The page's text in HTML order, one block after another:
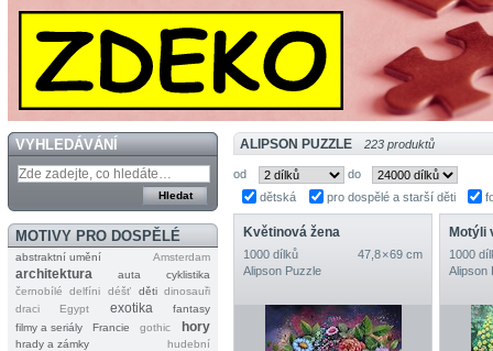
VYHLEDÁVÁNÍ
MOTIVY PRO DOSPĚLÉ
abstraktní umění Amsterdam
architektura auta
cyklistika
černobílé
delfíni déšť děti dinosauři
draci
Egypt exotika
fantasy
filmy a seriály
Francie gothic hory
hrady a zámky hudební
ALIPSON PUZZLE 223 produktů
od
do
dětská
pro dospělé a starší děti
Květinová žena
1000 dílků
47,8 × 69 cm
Alipson Puzzle
Motýli
1000
Alipson